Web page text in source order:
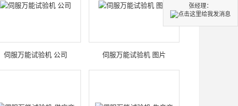
伺服万能试验机 公司 伺服万能试验机 图片
张经理：